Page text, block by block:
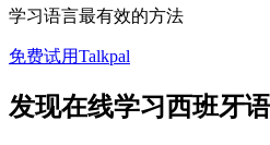
学习语言最有效的方法
免费试用Talkpal
发现在线学习西班牙